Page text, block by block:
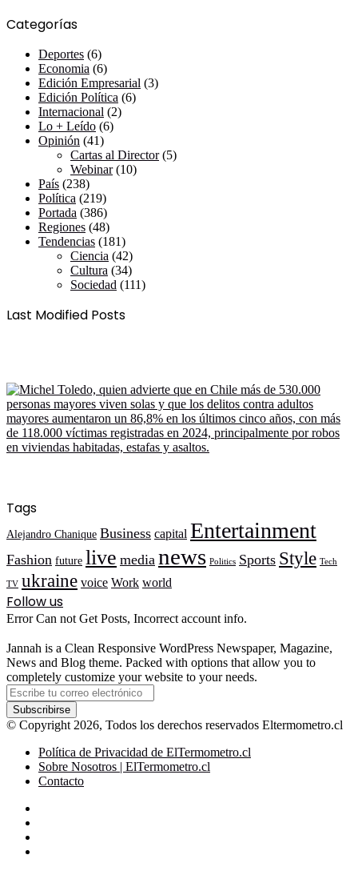
Categorías
Deportes (6)
Economia (6)
Edición Empresarial (3)
Edición Política (6)
Internacional (2)
Lo + Leído (6)
Opinión (41)
Cartas al Director(5)
Webinar(10)
País (238)
Política (219)
Portada (386)
Regiones (48)
Tendencias (181)
Ciencia (42)
Cultura (34)
Sociedad (111)
Last Modified Posts
Tags
Alejandro Chanique Business capital Entertainment
Fashion future live media news Politics Sports Style Tech
TV ukraine voice Work world
Follow us
Error Can not Get Posts, Incorrect account info.
Jannah is a Clean Responsive WordPress Newspaper, Magazine,
News and Blog theme. Packed with options that allow you to
completely customize your website to your needs.
Escribe
tu
correo
electrónico
© Copyright 2026, Todos los derechos reservados Eltermometro.cl
Política de Privacidad de ElTermometro.cl
Sobre Nosotros | ElTermometro.cl
Contacto